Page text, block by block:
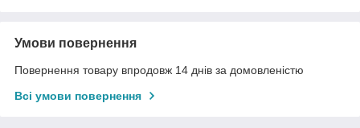
Умови повернення
Повернення товару впродовж 14 днів за домовленістю
Всі умови повернення